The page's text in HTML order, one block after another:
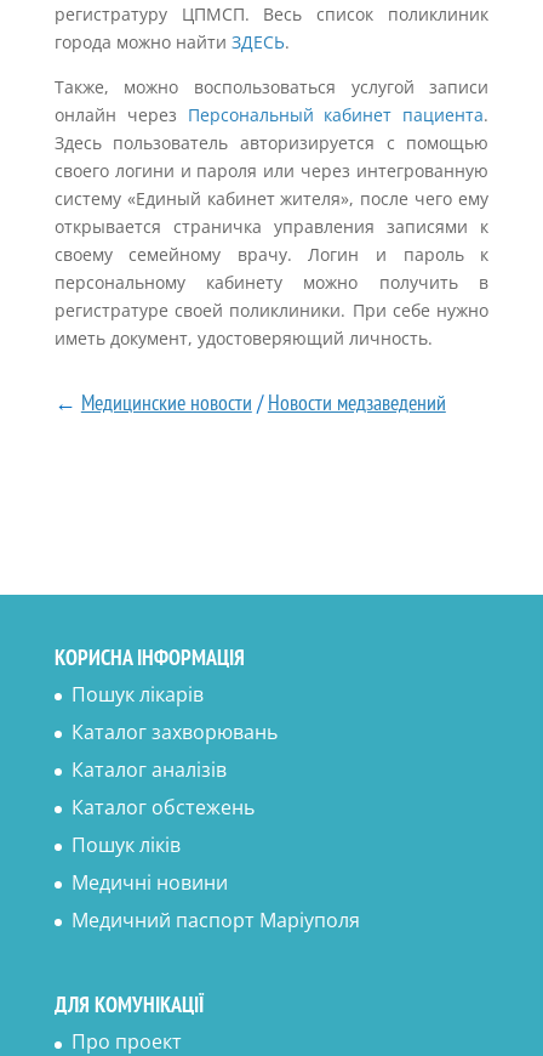
регистратуру ЦПМСП. Весь список поликлиник
города можно найти ЗДЕСЬ.
Также, можно воспользоваться услугой записи
онлайн через Персональный кабинет пациента.
Здесь пользователь авторизируется с помощью
своего логини и пароля или через интегрованную
систему «Единый кабинет жителя», после чего ему
открывается страничка управления записями к
своему семейному врачу. Логин и пароль к
персональному кабинету можно получить в
регистратуре своей поликлиники. При себе нужно
иметь документ, удостоверяющий личность.
← Медицинские новости /Новости медзаведений
КОРИСНА ІНФОРМАЦІЯ
Пошук лікарів
Каталог захворювань
Каталог аналізів
Каталог обстежень
Пошук ліків
Медичні новини
Медичний паспорт Маріуполя
ДЛЯ КОМУНІКАЦІЇ
Про проект